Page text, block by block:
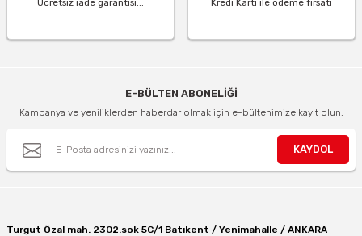
Ücretsiz iade garantisi... Kredi Kartı ile ödeme fırsatı
E-BÜLTEN ABONELİĞİ
Kampanya ve yeniliklerden haberdar olmak için e-bültenimize kayıt olun.
KAYDOL
Turgut Özal mah. 2302.sok 5C/1 Batıkent / Yenimahalle / ANKARA